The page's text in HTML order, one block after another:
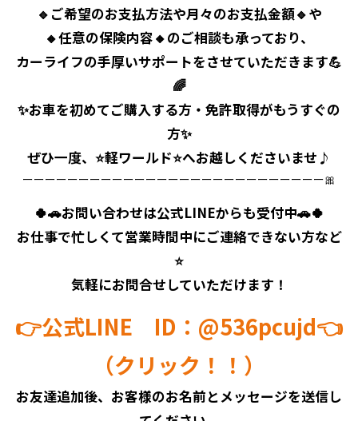
⁡🔹ご希望のお支払方法や月々のお支払金額🔹や
⁡🔸任意の保険内容🔸のご相談も承っており、
⁡カーライフの手厚いサポートをさせていただきます💪
🌈
⁡✨お車を初めてご購入する方・免許取得がもうすぐの
方✨
⁡ぜひ一度、⭐軽ワールド⭐へお越しくださいませ♪
ーーーーーーーーーーーーーーーーーーーーーーーーーーー🎀
🍀🚗お問い合わせは公式LINEからも受付中🚗🍀
お仕事で忙しくて営業時間中にご連絡できない方など
⭐
気軽にお問合せしていただけます！
👉公式LINE ID：@536pcujd👈
（クリック！！）
お友達追加後、お客様のお名前とメッセージを送信し